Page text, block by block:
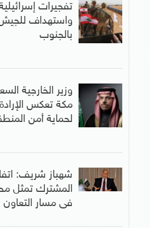
تفجيرات
واستهداف للجيش
بالجنوب
وزير الخارجية
مكة تعكس
لحماية أمن
شهباز شريف:
المشترك تمثل
فى مسار التعاون